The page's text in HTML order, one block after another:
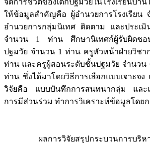
จัดการชีวิตของเด็กปฐมวัยในโรงเรียนบ้า
ให้ข้อมูลสำคัญคือ ผู้อำนวยการโรงเรี
อำนวยการกลุ่มนิเทศ ติดตาม และประเมิ
จำนวน 1 ท่าน ศึกษานิเทศก์ผู้รับผิดชอบ
ปฐมวัย จำนวน 1 ท่าน ครูหัวหน้าฝ่ายวิชา
ท่าน และครูผู้สอนระดับชั้นปฐมวัย จำนวน
ท่าน ซึ่งได้มาโดยวิธีการเลือกแบบเจาะจง
วิจัยคือ แบบบันทึกการสนทนากลุ่ม และแ
การมีส่วนร่วม ทำการวิเคราะห์ข้อมูลโดยก
ผลการวิจัยสรุปกระบวนการบริหาร